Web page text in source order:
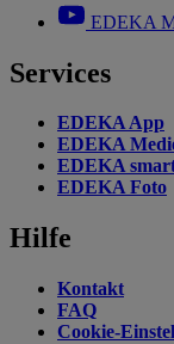
EDEKA
Services
EDEKA App
EDEKA
EDEKA
EDEKA Foto
Hilfe
Kontakt
FAQ
Cookie-